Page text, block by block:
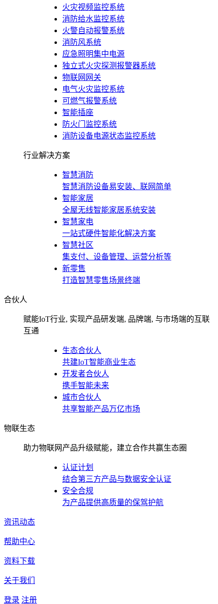
火灾视频监控系统
消防给水监控系统
火警自动报警系统
消防风系统
应急照明集中电源
独立式火灾探测报警器系统
物联网网关
电气火灾监控系统
可燃气报警系统
智能插座
防火门监控系统
消防设备电源状态监控系统
行业解决方案
智慧消防
智慧消防设备易安装、联网简单
智能家居
全屋无线智能家居系统安装
智慧家电
一站式硬件智能化解决方案
智慧社区
集支付、设备管理、运营分析等
新零售
打造智慧零售场景终端
合伙人
赋能IoT行业, 实现产品研发端, 品牌端, 与市场端的互联
互通
生态合伙人
共建IoT智能商业生态
开发者合伙人
携手智能未来
城市合伙人
共享智能产品万亿市场
物联生态
助力物联网产品升级赋能，建立合作共赢生态圈
认证计划
结合第三方产品与数据安全认证
安全合规
为产品提供高质量的保驾护航
资讯动态
帮助中心
资料下载
关于我们
登录 注册